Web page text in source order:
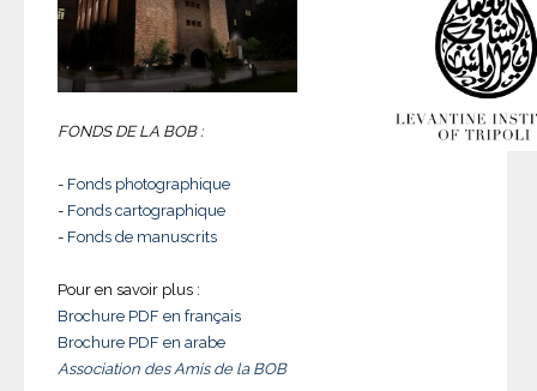
FONDS DE LA BOB :
- Fonds photographique
- Fonds cartographique
- Fonds de manuscrits
Pour en savoir plus :
Brochure PDF en français
Brochure PDF en arabe
Association des Amis de la BOB